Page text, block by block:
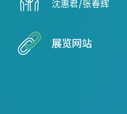
沈惠君/张春辉
展览网站